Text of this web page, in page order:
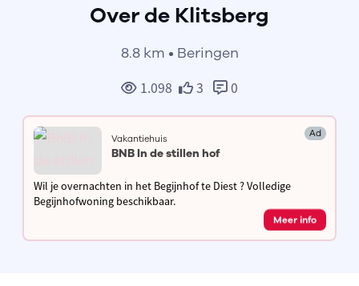
Over de Klitsberg
8.8 km • Beringen
1.098 3 0
Vakantiehuis Ad
BNB In de stillen hof
Wil je overnachten in het Begijnhof te Diest ? Volledige
Begijnhofwoning beschikbaar.
Meer info